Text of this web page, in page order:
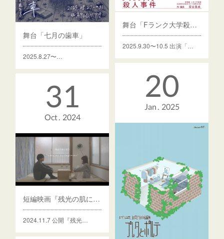
舞台「Fランク大学殺人事件」
2025.9.30〜10.5 出演「…
舞台「七月の歯車」
2025.8.27〜…
20
Jan 2025
31
Oct 2024
短編映画『残光の肌に沈む』
2024.11.7 公開『残光…